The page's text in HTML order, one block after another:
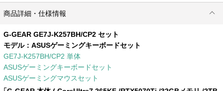
商品詳細・仕様情報
G-GEAR GE7J-K257BH/CP2 セット
モデル：ASUSゲーミングキーボードセット
GE7J-K257BH/CP2 単体
ASUSゲーミングキーボードセット
ASUSゲーミングマウスセット